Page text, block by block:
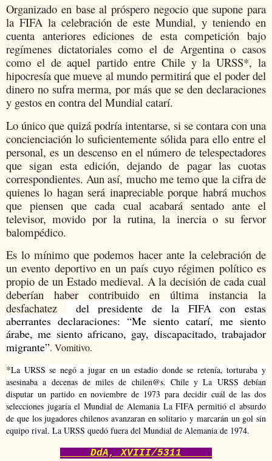
Organizado en base al próspero negocio que supone para
la FIFA la celebración de este Mundial, y teniendo en
cuenta anteriores ediciones de esta competición bajo
regímenes dictatoriales como el de Argentina o casos
como el de aquel partido entre Chile y la URSS*, la
hipocresía que mueve al mundo permitirá que el poder del
dinero no sufra merma, por más que se den declaraciones
y gestos en contra del Mundial catarí.
Lo único que quizá podría intentarse, si se contara con una
concienciación lo suficientemente sólida para ello entre el
personal, es un descenso en el número de telespectadores
que sigan esta edición, dejando de pagar las cuotas
correspondientes. Aun así, mucho me temo que la cifra de
quienes lo hagan será inapreciable porque habrá muchos
que piensen que cada cual acabará sentado ante el
televisor, movido por la rutina, la inercia o su fervor
balompédico.
Es lo mínimo que podemos hacer ante la celebración de
un evento deportivo en un país cuyo régimen político es
propio de un Estado medieval. A la decisión de cada cual
deberían haber contribuido en última instancia la
desfachatez
del presidente de la FIFA con estas
aberrantes declaraciones: “Me siento catarí, me siento
árabe, me siento africano, gay, discapacitado, trabajador
migrante”. Vomitivo.
*La URSS se negó a jugar en un estadio donde se retenía, torturaba y
asesinaba a decenas de miles de chilen@s. Chile y La URSS debían
disputar un partido en noviembre de 1973 para decidir cuál de las dos
selecciones jugaría el Mundial de Alemania La FIFA permitió el absurdo
de que los jugadores chilenos avanzaran en solitario y marcarán un gol sin
equipo rival. La URSS quedó fuera del Mundial de Alemania de 1974.
DdA, XVIII/5311